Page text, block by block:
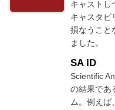
キャストし
キャスタビ
損なうこと
ました。
SA ID
Scientific
の結果であ
ム。例え